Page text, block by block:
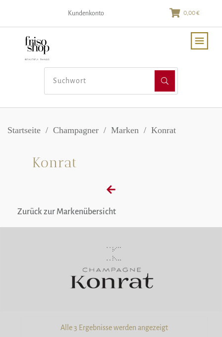
Kundenkonto 0,00 €
Startseite / Champagner / Marken / Konrat
Konrat
Zurück zur Markenübersicht
Alle 3 Ergebnisse werden angezeigt